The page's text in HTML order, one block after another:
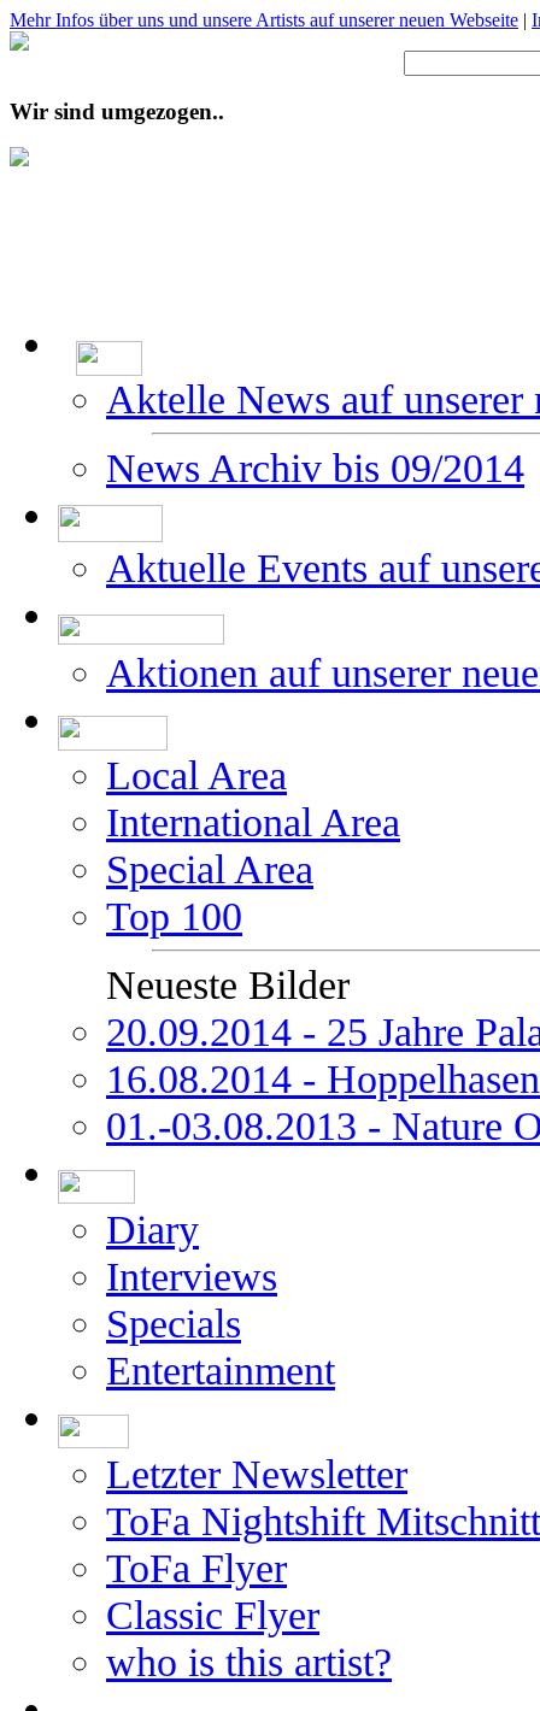
Mehr Infos über uns und unsere Artists auf unserer neuen Webseite |
Wir sind umgezogen..
Aktelle News auf unserer
News Archiv bis 09/2014
Aktuelle Events auf
Aktionen auf unserer
Local Area
International Area
Special Area
Top 100
Neueste Bilder
20.09.2014 - 25 Jahre
16.08.2014 -
01.-03.08.2013 - Nature
Diary
Interviews
Specials
Entertainment
Letzter Newsletter
ToFa Nightshift
ToFa Flyer
Classic Flyer
who is this artist?